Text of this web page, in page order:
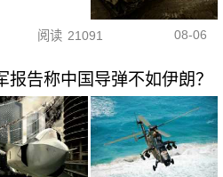
阅读 21091 08-06
告称中国导弹不如伊朗？